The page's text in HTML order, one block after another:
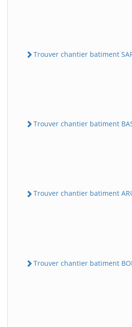
Trouver chantier batiment
Trouver chantier batiment
Trouver chantier batiment
Trouver chantier batiment